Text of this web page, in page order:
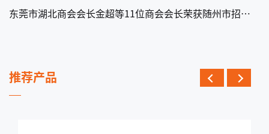
东莞市湖北商会会长金超等11位商会会长荣获随州市招商大使称号
推荐产品